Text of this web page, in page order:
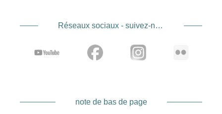
Réseaux sociaux - suivez-nous
note de bas de page